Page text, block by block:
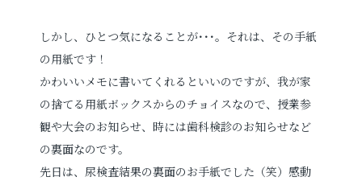
TEL0285-20-5870
しかし、ひとつ気になることが･･･。それは、その手紙
の用紙です！
かわいいメモに書いてくれるといいのですが、我が家
の捨てる用紙ボックスからのチョイスなので、授業参
観や大会のお知らせ、時には歯科検診のお知らせなど
の裏面なのです。
先日は、尿検査結果の裏面のお手紙でした（笑）感動